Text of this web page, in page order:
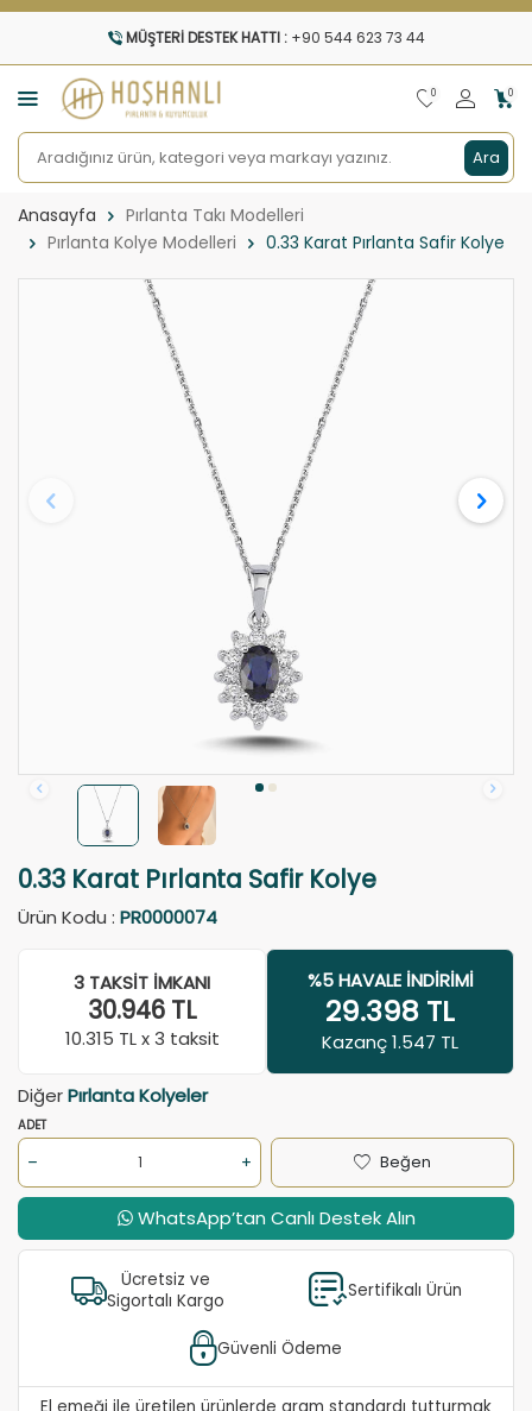
MÜŞTERI DESTEK HATTI : +90 544 623 73 44
Ara
0 0
Anasayfa
Pırlanta Takı Modelleri
Pırlanta Kolye Modelleri
0.33 Karat Pırlanta Safir Kolye
0.33 Karat Pırlanta Safir Kolye
Ürün Kodu : PR0000074
3 TAKSIT İMKANI
30.946TL
10.315 TL x 3 taksit
%5 HAVALE İNDIRIMI
29.398 TL
Kazanç 1.547 TL
DiğerPırlanta Kolyeler
ADET
Beğen
WhatsApp’tan Canlı Destek Alın
Ücretsiz ve
Sigortalı Kargo
Sertifikalı Ürün
Güvenli Ödeme